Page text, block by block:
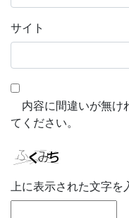
サイト
内容に間違いが無け
てください。
上に表示された文字を